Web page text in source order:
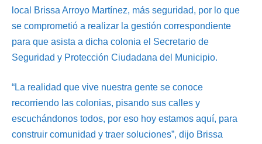
local Brissa Arroyo Martínez, más seguridad, por lo que
se comprometió a realizar la gestión correspondiente
para que asista a dicha colonia el Secretario de
Seguridad y Protección Ciudadana del Municipio.
“La realidad que vive nuestra gente se conoce
recorriendo las colonias, pisando sus calles y
escuchándonos todos, por eso hoy estamos aquí, para
construir comunidad y traer soluciones”, dijo Brissa